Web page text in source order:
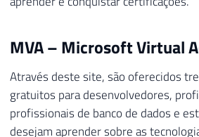
MVA – Microsoft Virtual
Através deste site, são oferecidos
gratuitos para desenvolvedores,
profissionais de banco de dados e
desejam aprender sobre as